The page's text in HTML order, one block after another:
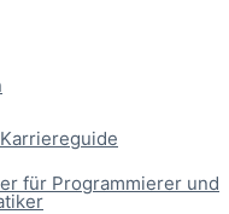
für Programmierer und